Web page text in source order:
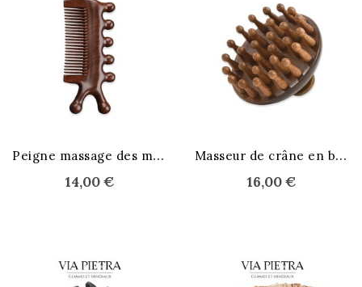
P
eigne massage des méridiens
14,00 €
M
asseur de crâne en bois
16,00 €